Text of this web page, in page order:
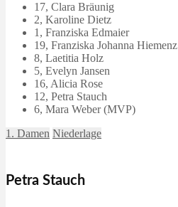
17, Clara Bräunig
2, Karoline Dietz
1, Franziska Edmaier
19, Franziska Johanna Hiemenz
8, Laetitia Holz
5, Evelyn Jansen
16, Alicia Rose
12, Petra Stauch
6, Mara Weber (MVP)
1. Damen Niederlage
Petra Stauch